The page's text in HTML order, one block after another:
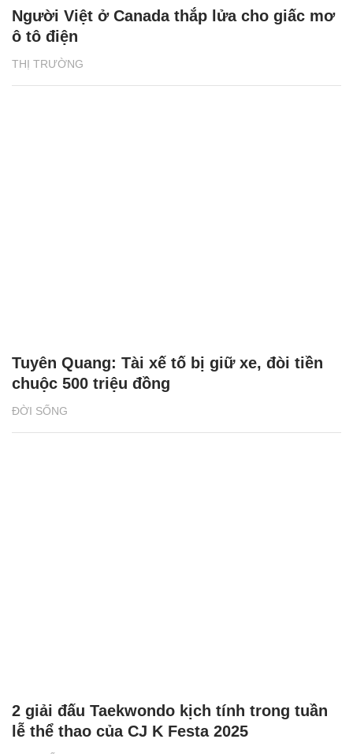
THỊ TRƯỜNG
Người Việt ở Canada thắp lửa cho giấc mơ
ô tô điện
ĐỜI SỐNG
Tuyên Quang: Tài xế tố bị giữ xe, đòi tiền
chuộc 500 triệu đồng
2 giải đấu Taekwondo kịch tính trong tuần
lễ thể thao của CJ K Festa 2025